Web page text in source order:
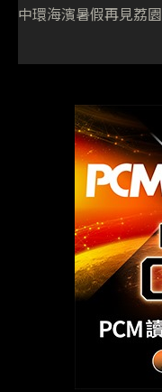
中環海濱暑假再見荔園